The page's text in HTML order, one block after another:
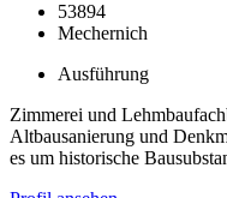
53894
Mechernich
Ausführung
Zimmerei und
Altbausanierung und
es um historische